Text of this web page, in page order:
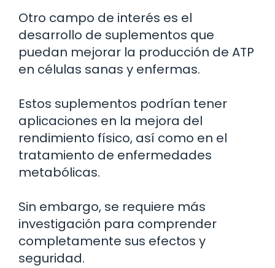
Otro campo de interés es el
desarrollo de suplementos que
puedan mejorar la producción de ATP
en células sanas y enfermas.
Estos suplementos podrían tener
aplicaciones en la mejora del
rendimiento físico, así como en el
tratamiento de enfermedades
metabólicas.
Sin embargo, se requiere más
investigación para comprender
completamente sus efectos y
seguridad.